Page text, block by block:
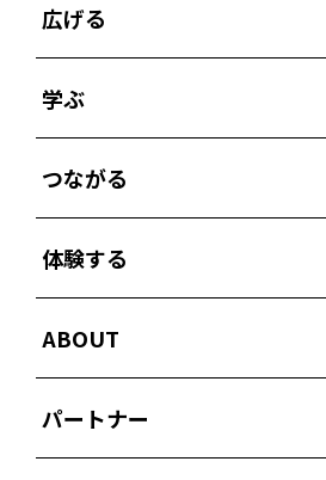
広げる
学ぶ
つながる
体験する
ABOUT
パートナー